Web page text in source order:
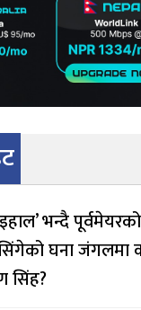
भन्दै
घना जंगलमा
सिंह?